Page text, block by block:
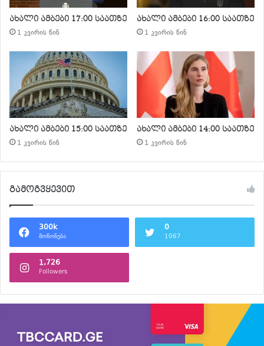
ახალი ამბები 17:00 საათზე
1 კვირის წინ
ახალი ამბები 16:00 საათზე
1 კვირის წინ
ახალი ამბები 15:00 საათზე
1 კვირის წინ
ახალი ამბები 14:00 საათზე
1 კვირის წინ
გამოგვყევით
300k
მოწონება
0
1067
1,726
Followers